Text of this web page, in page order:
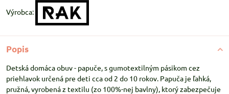
Výrobca:
Popis
Detská domáca obuv - papuče, s gumotextilným pásikom cez
priehlavok určená pre deti cca od 2 do 10 rokov. Papuča je ľahká,
pružná, vyrobená z textilu (zo 100%-nej bavlny), ktorý zabezpečuje